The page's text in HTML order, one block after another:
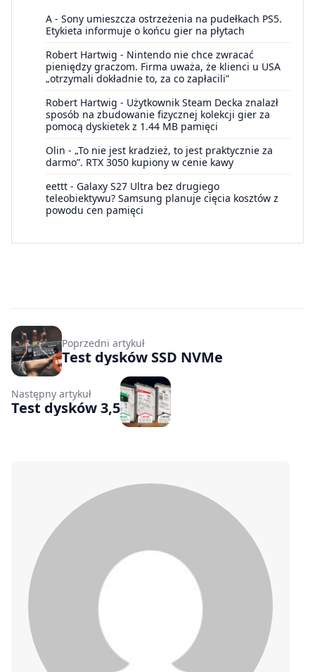
A - Sony umieszcza ostrzeżenia na pudełkach PS5.
Etykieta informuje o końcu gier na płytach
Robert Hartwig - Nintendo nie chce zwracać
pieniędzy graczom. Firma uważa, że klienci u USA
„otrzymali dokładnie to, za co zapłacili”
Robert Hartwig - Użytkownik Steam Decka znalazł
sposób na zbudowanie fizycznej kolekcji gier za
pomocą dyskietek z 1.44 MB pamięci
Olin - „To nie jest kradzież, to jest praktycznie za
darmo”. RTX 3050 kupiony w cenie kawy
eettt - Galaxy S27 Ultra bez drugiego
teleobiektywu? Samsung planuje cięcia kosztów z
powodu cen pamięci
Poprzedni artykuł
Test dysków SSD NVMe
Następny artykuł
Test dysków 3,5